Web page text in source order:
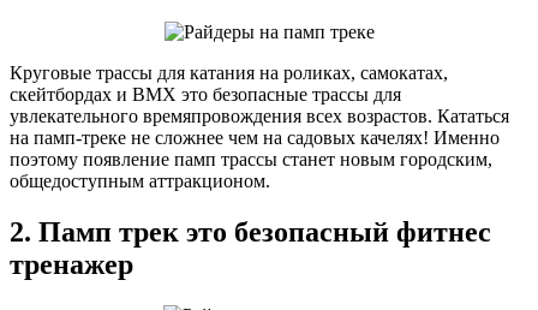
Круговые трассы для катания на роликах, самокатах,
скейтбордах и BMX это безопасные трассы для
увлекательного времяпровождения всех возрастов. Кататься
на памп-треке не сложнее чем на садовых качелях! Именно
поэтому появление памп трассы станет новым городским,
общедоступным аттракционом.
2. Памп трек это безопасный фитнес
тренажер